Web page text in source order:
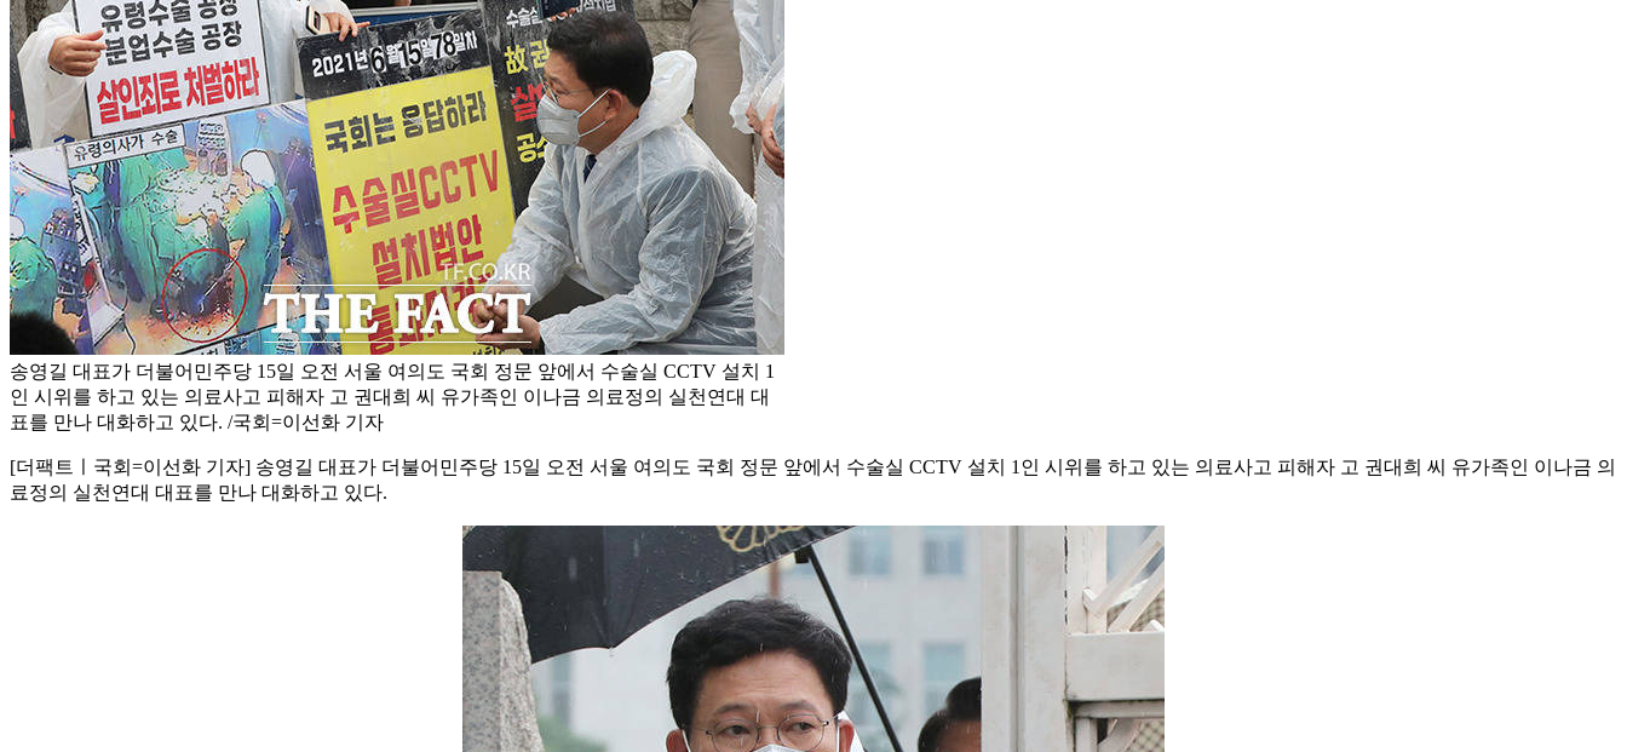
송영길 대표가 더불어민주당 15일 오전 서울 여의도 국회 정문 앞에서 수술실 CCTV 설치 1
인 시위를 하고 있는 의료사고 피해자 고 권대희 씨 유가족인 이나금 의료정의 실천연대 대
표를 만나 대화하고 있다. /국회=이선화 기자
[더팩트ㅣ국회=이선화 기자] 송영길 대표가 더불어민주당 15일 오전 서울 여의도 국회 정문 앞에서 수술실 CCTV 설치 1인 시위를 하고 있는 의료사고 피해자 고 권대희 씨 유가족인 이나금 의
료정의 실천연대 대표를 만나 대화하고 있다.